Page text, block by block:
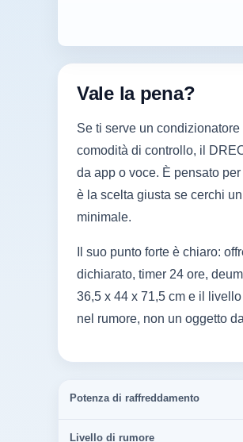
Vale la pena?
Se ti serve un
comodità di controllo, il
da app o voce. È pensato
è la scelta giusta se cerchi
minimale.
Il suo punto forte è chiaro:
dichiarato, timer 24 ore,
36,5 x 44 x 71,5 cm e il
nel rumore, non un oggetto
Potenza di raffreddamento
Livello di rumore